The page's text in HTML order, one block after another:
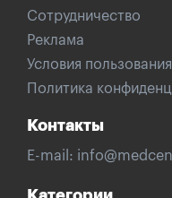
Сотрудничество
Реклама
Условия пользования
Политика
Контакты
E-mail: